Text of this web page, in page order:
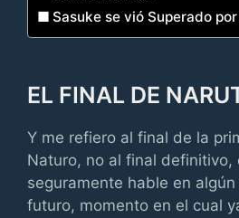
Sasuke se vió Superado
EL FINAL DE
Y me refiero al final de la
Naturo, no al final definitivo,
seguramente hable en
futuro, momento en el cual